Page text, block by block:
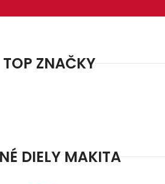
TOP ZNAČKY
DIELY MAKITA